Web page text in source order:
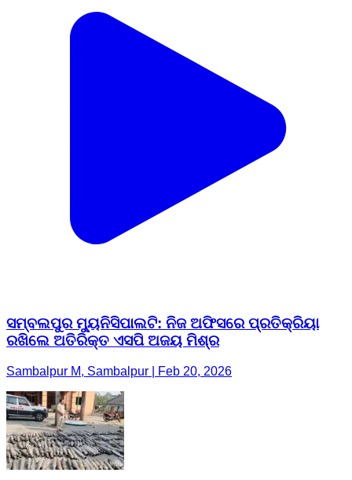
ସମ୍ବଲପୁର ମ୍ୟୁନିସିପାଲଟି: ନିଜ ଅଫିସରେ ପ୍ରତିକ୍ରିୟା
ରଖିଲେ ଅତିରିକ୍ତ ଏସପି ଅଜୟ ମିଶ୍ର
Sambalpur M, Sambalpur | Feb 20, 2026